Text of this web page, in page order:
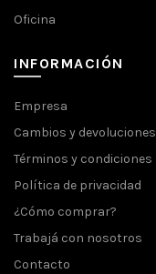
Oficina
INFORMACIÓN
Empresa
Cambios y devoluciones
Términos y condiciones
Política de privacidad
¿Cómo comprar?
Trabajá con nosotros
Contacto